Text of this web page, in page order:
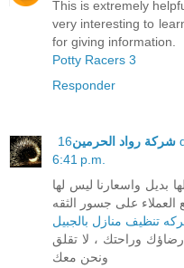
This is extremely
very interesting to
for giving information.
Potty Racers 3
Responder
شركة رواد الحرمين16 de noviembre de 2019 a las
6:41 p.m.
بديل واسعارنا ليس لها
على جسور الثقه
تنظيف منازل بالجبيل
وراحتك ، لا تقلق
ونحن معك